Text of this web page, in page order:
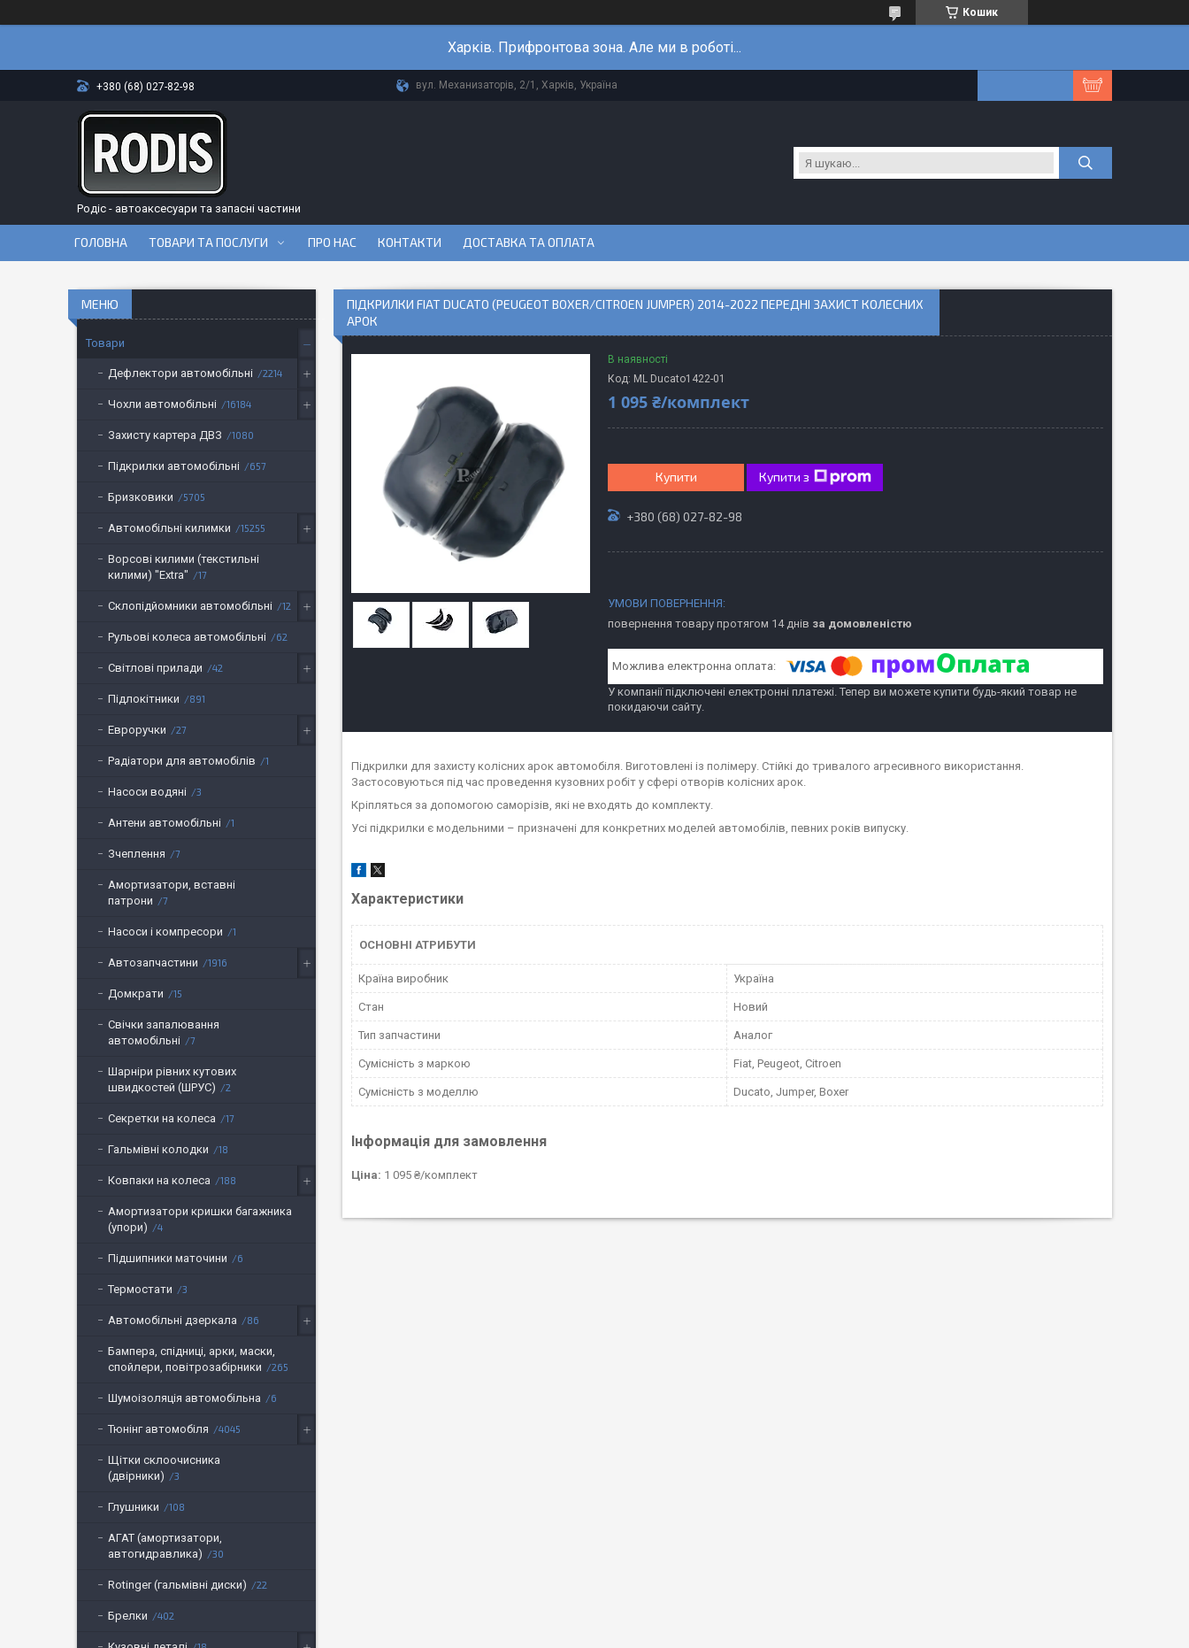
Кошик
Харків. Прифронтова зона. Але ми в роботі...
+380 (68) 027-82-98 вул. Механизаторів, 2/1, Харків, Україна
Родіс - автоаксесуари та запасні частини
ГОЛОВНА ТОВАРИ ТА ПОСЛУГИ ПРО НАС КОНТАКТИ ДОСТАВКА ТА ОПЛАТА
ПІДКРИЛКИ FIAT DUCATO (PEUGEOT BOXER/CITROEN JUMPER) 2014-2022 ПЕРЕДНІ ЗАХИСТ КОЛЕСНИХ
АРОК
В наявності
Код: ML Ducato1422-01
1 095 ₴/комплект
Купити Купити з
+380 (68) 027-82-98
повернення товару протягом 14 днів за домовленістю
У компанії підключені електронні платежі. Тепер ви можете купити будь-який товар не
покидаючи сайту.
Підкрилки для захисту колісних арок автомобіля. Виготовлені із полімеру. Стійкі до тривалого агресивного використання.
Застосовуються під час проведення кузовних робіт у сфері отворів колісних арок.
Кріпляться за допомогою саморізів, які не входять до комплекту.
Усі підкрилки є модельними – призначені для конкретних моделей автомобілів, певних років випуску.
Характеристики
ОСНОВНІ АТРИБУТИ
Країна виробник Україна
Стан Новий
Тип запчастини Аналог
Сумісність з маркою Fiat, Peugeot, Citroen
Сумісність з моделлю Ducato, Jumper, Boxer
Інформація для замовлення
Ціна: 1 095 ₴/комплект
Товари
Дефлектори автомобільні 2214
Чохли автомобільні 16184
Захисту картера ДВЗ 1080
Підкрилки автомобільні 657
Бризковики 5705
Автомобільні килимки 15255
Ворсові килими (текстильні
килими) "Extra"
17
Склопідйомники автомобільні 12
Рульові колеса автомобільні 62
Світлові прилади 42
Підлокітники 891
Евроручки 27
Радіатори для автомобілів 1
Насоси водяні 3
Антени автомобільні 1
Зчеплення 7
Амортизатори, вставні
патрони
7
Насоси і компресори 1
Автозапчастини 1916
Домкрати 15
Свічки запалювання
автомобільні
7
Шарніри рівних кутових
швидкостей (ШРУС)
2
Секретки на колеса 17
Гальмівні колодки 18
Ковпаки на колеса 188
Амортизатори кришки багажника
(упори)
4
Підшипники маточини 6
Термостати 3
Автомобільні дзеркала 86
Бампера, спідниці, арки, маски,
спойлери, повітрозабірники
265
Шумоізоляція автомобільна 6
Тюнінг автомобіля 4045
Щітки склоочисника
(двірники)
3
Глушники 108
АГАТ (амортизатори,
автогидравлика)
30
Rotinger (гальмівні диски) 22
Брелки 402